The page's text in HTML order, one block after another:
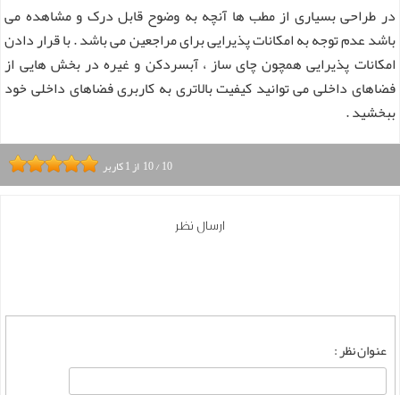
در طراحی بسیاری از مطب ها آنچه به وضوح قابل درک و مشاهده می
باشد عدم توجه به امکانات پذیرایی برای مراجعین می باشد . با قرار دادن
امکانات پذیرایی همچون چای ساز ، آبسردکن و غیره در بخش‌ هایی از
فضاهای داخلی می ‌توانید کیفیت بالاتری به کاربری فضاهای داخلی خود
ببخشید .
10/10 از1کاربر
ارسال نظر
عنوان نظر :